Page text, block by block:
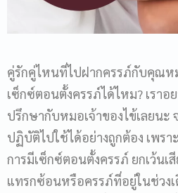
คู่รักคู่ไหนที่ไปฝากครรภ์กับคุณห
เซ็กซ์ตอนตั้งครรภ์ได้ไหม? เราอ
ปรึกษากับหมอเจ้าของไข้เลยนะ
ปฏิบัติไปใช้ได้อย่างถูกต้อง เพร
การมีเซ็กซ์ตอนตั้งครรภ์ ยกเว้น
แทรกซ้อนหรือครรภ์ที่อยู่ในช่วง